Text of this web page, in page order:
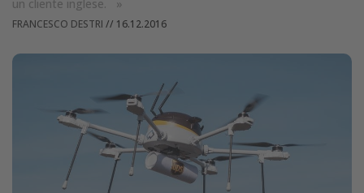
un cliente inglese. »
FRANCESCO DESTRI // 16.12.2016